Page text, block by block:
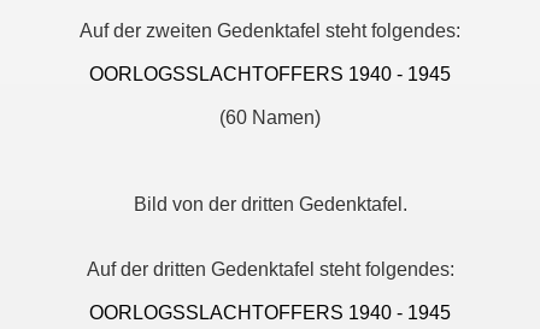
Auf der zweiten Gedenktafel steht folgendes:
OORLOGSSLACHTOFFERS 1940 - 1945
(60 Namen)
Bild von der dritten Gedenktafel.
Auf der dritten Gedenktafel steht folgendes:
OORLOGSSLACHTOFFERS 1940 - 1945